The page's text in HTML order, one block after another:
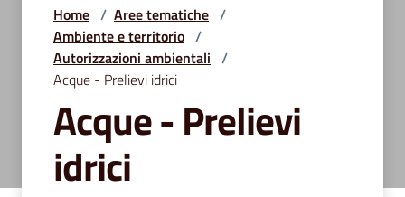
Aree
tematiche
Amministrazione
Servizi
Home / Aree tematiche /
Ambiente e territorio /
Autorizzazioni ambientali /
Acque - Prelievi idrici
Acque - Prelievi
idrici